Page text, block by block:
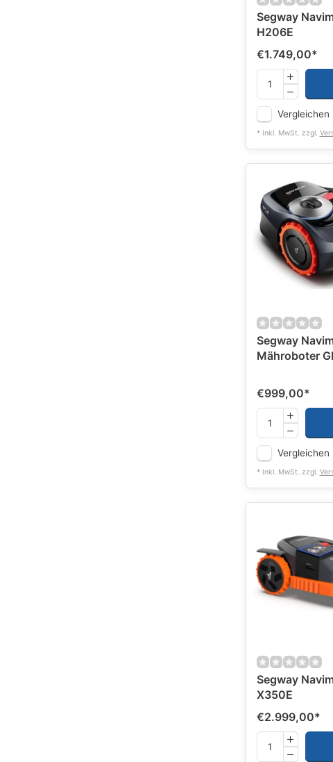
Segway
H206E
€1.749,00*
Vergleichen
* Inkl. MwSt. zzgl.
Segway
Mähroboter
€999,00*
Vergleichen
* Inkl. MwSt. zzgl.
Segway
X350E
€2.999,00*